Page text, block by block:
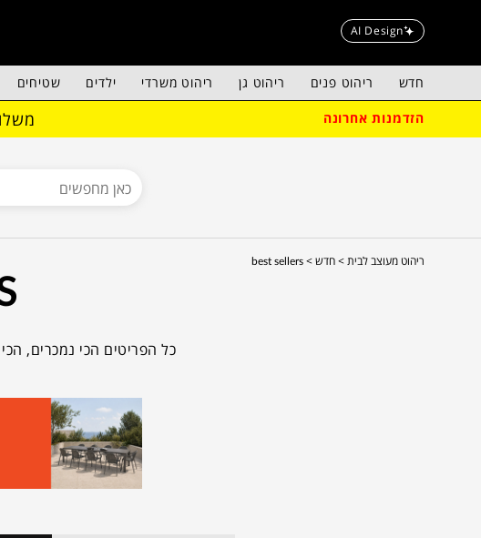
AI Design
חדש ריהוט פנים ריהוט גן ריהוט משרדי ילדים שטיחים
הזדמנות אחרונה
ריהוט מעוצב לבית >חדש >best sellers
כל הפריטים הכי נמכרים,